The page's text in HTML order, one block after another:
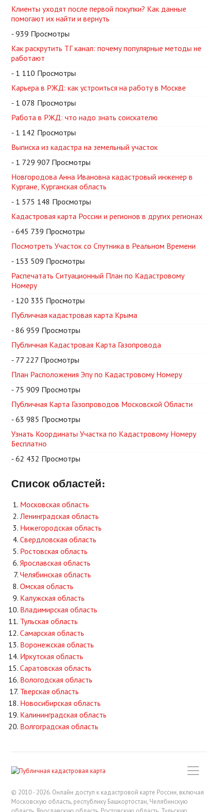
Клиенты уходят после первой покупки? Как данные
помогают их найти и вернуть
- 939 Просмотры
Как раскрутить ТГ канал: почему популярные методы не
работают
- 1 110 Просмотры
Карьера в РЖД: как устроиться на работу в Москве
- 1 078 Просмотры
Работа в РЖД: что надо знать соискателю
- 1 142 Просмотры
Выписка из кадастра на земельный участок
- 1 729 907 Просмотры
Новгородова Анна Ивановна кадастровый инженер в
Кургане, Курганская область
- 1 575 148 Просмотры
Кадастровая карта России и регионов в других регионах
- 645 739 Просмотры
Посмотреть Участок со Спутника в Реальном Времени
- 153 509 Просмотры
Распечатать Ситуационный План по Кадастровому
Номеру
- 120 335 Просмотры
Публичная кадастровая карта Крыма
- 86 959 Просмотры
Публичная Кадастровая Карта Газопровода
- 77 227 Просмотры
План Расположения Эпу по Кадастровому Номеру
- 75 909 Просмотры
Публичная Карта Газопроводов Московской Области
- 63 985 Просмотры
Узнать Координаты Участка по Кадастровому Номеру
Бесплатно
- 62 432 Просмотры
Список областей:
Московская область
Ленинградская область
Нижегородская область
Свердловская область
Ростовская область
Ярославская область
Челябинская область
Омская область
Калужская область
Владимирская область
Тульская область
Самарская область
Воронежская область
Иркутская область
Саратовская область
Вологодская область
Тверская область
Новосибирская область
Калининградская область
Волгоградская область
© 2010 - 2026. Онлайн доступ к кадастровой карте России, включая
Московскую область, республику Башкортостан, Челябинскую